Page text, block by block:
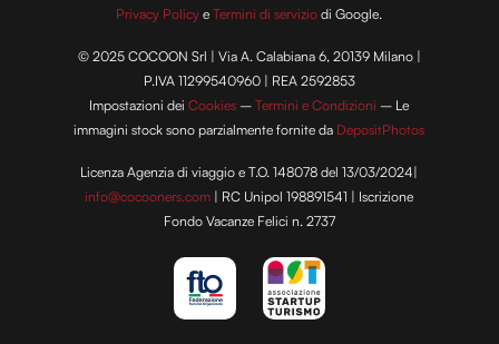
Privacy Policy eTermini di servizio di Google.
© 2025 COCOON Srl | Via A. Calabiana 6, 20139 Milano |
P.IVA 11299540960 | REA 2592853
Impostazioni deiCookies –Termini e Condizioni – Le
immagini stock sono parzialmente fornite da DepositPhotos
Licenza Agenzia di viaggio e T.O. 148078 del 13/03/2024|
info@cocooners.com | RC Unipol 198891541 | Iscrizione
Fondo Vacanze Felici n. 2737